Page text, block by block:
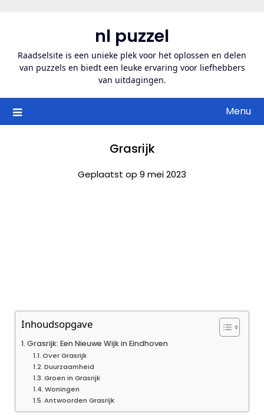
inhoud
nl puzzel
Raadselsite is een unieke plek voor het oplossen en delen
van puzzels en biedt een leuke ervaring voor liefhebbers
van uitdagingen.
Menu
Grasrijk
Geplaatst op 9 mei 2023
Inhoudsopgave
Grasrijk: Een Nieuwe Wijk in Eindhoven
Over Grasrijk
Duurzaamheid
Groen in Grasrijk
Woningen
Antwoorden Grasrijk